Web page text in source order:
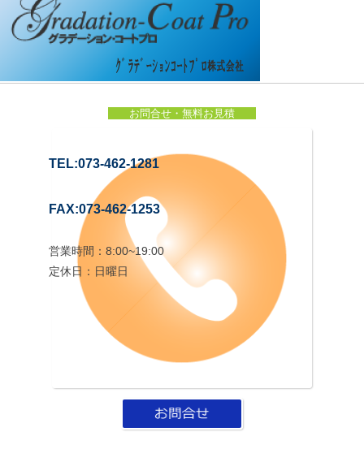
お問合せ・無料お見積
TEL:073-462-1281
FAX:073-462-1253
営業時間：8:00~19:00
定休日：日曜日